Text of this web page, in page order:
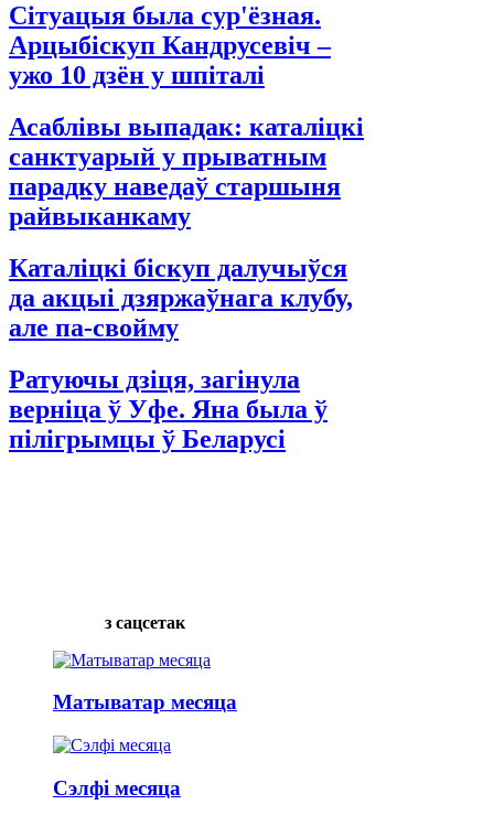
Сітуацыя была сур'ёзная.
Арцыбіскуп Кандрусевіч –
ужо 10 дзён у шпіталі
Асаблівы выпадак: каталіцкі
санктуарый у прыватным
парадку наведаў старшыня
райвыканкаму
Каталіцкі біскуп далучыўся
да акцыі дзяржаўнага клубу,
але па-свойму
Ратуючы дзіця, загінула
верніца ў Уфе. Яна была ў
пілігрымцы ў Беларусі
з сацсетак
Матыватар месяца
Сэлфі месяца